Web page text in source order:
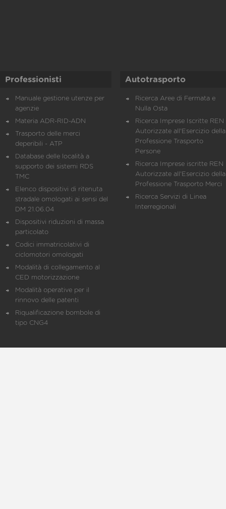
Professionisti
Manuale gestione utenze per
agenzie
Materia ADR-RID-ADN
Trasporto delle merci
deperibili - ATP
Database delle località a
supporto dei sistemi RDS
TMC
Elenco dispositivi di ritenuta
stradale omologati ai sensi del
DM 21.06.04
Dispositivi riduzioni di massa
particolato
Codici immatricolativi di
ciclomotori omologati
Modalità di collegamento al
CED motorizzazione
Modalità operative per il
rinnovo delle patenti
Riqualificazione bombole di
tipo CNG4
Autotrasporto
Ricerca Aree di Fermata e
Nulla Osta
Ricerca Imprese Iscritte REN
Autorizzate all'Esercizio della
Professione Trasporto
Persone
Ricerca Imprese iscritte REN
Autorizzate all'Esercizio della
Professione Trasporto Merci
Ricerca Servizi di Linea
Interregionali